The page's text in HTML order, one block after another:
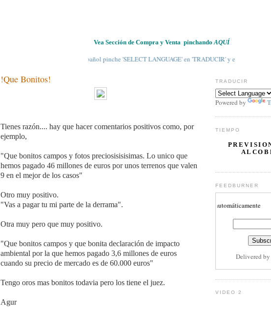
Vea Sección de Compra y Venta pinchandoAQUÍ
Para cambiar al Español pinche 'SELECT LANGUAGE' en 'TRADUCIR' y escoja 'SPANISH' en el
!Que Bonitos!
Tienes razón.... hay que hacer comentarios positivos como, por
ejemplo,
"Que bonitos campos y fotos preciosisisisimas. Lo unico que
hemos pagado 46 millones de euros por unos terrenos que valen
9 en el mejor de los casos"
Otro muy positivo.
"Vas a pagar tu mi parte de la derrama".
Otra muy pero que muy positivo.
"Que bonitos campos y que bonita declaración de impacto
ambiental por la que hemos pagado 3,6 millones de euros
cuando su precio de mercado es de 60.000 euros"
Tengo oros mas bonitos todavia pero los tiene el juez.
Agur
TRADUCIR
Powered by
TIEMPO
FEEDBURNER
Subscribete aquí para recibir actulizaciones automáticamente
Delivered by
VIDEO 2